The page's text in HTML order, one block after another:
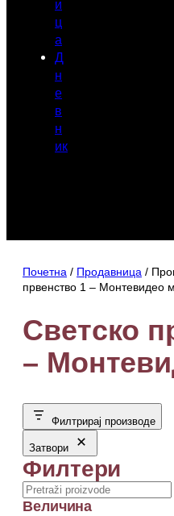
и
ц
а
Д
н
е
в
н
ик
Почетна / Продавница /
првенство 1 – Монтевидео
Светско
–
Филтрирај производе
Затвори
Филтери
Search
Величина